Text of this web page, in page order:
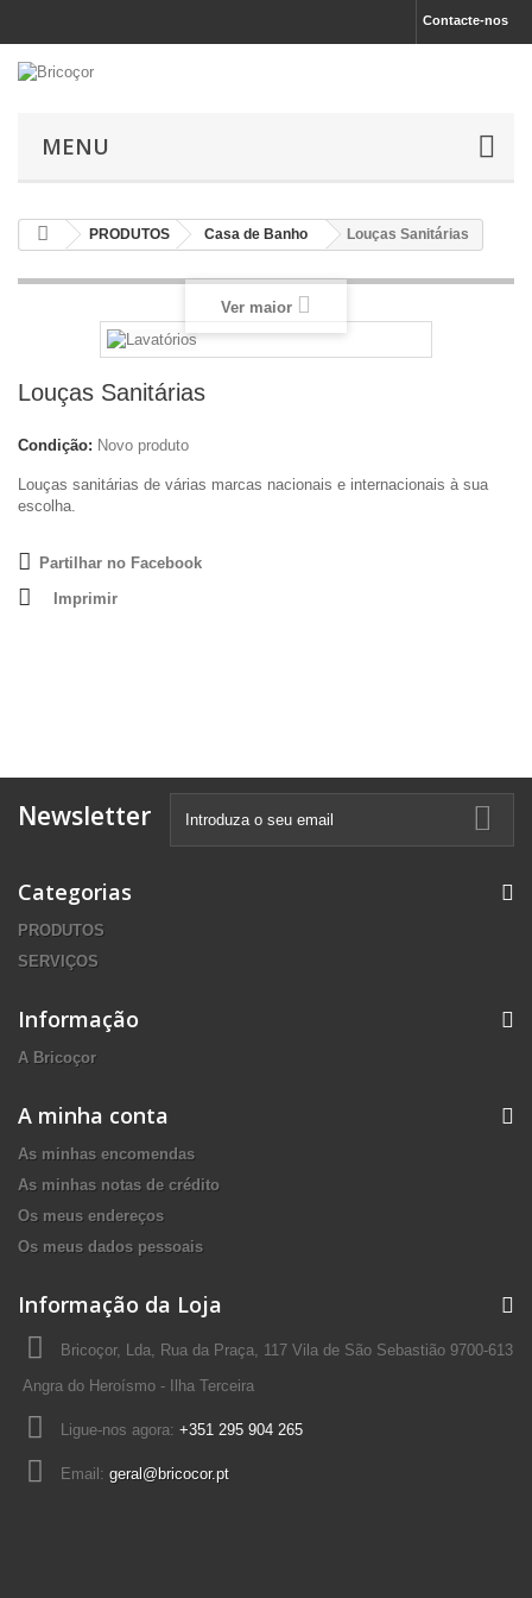
Contacte-nos
MENU
PRODUTOS Casa de Banho Louças Sanitárias
Ver maior
Louças Sanitárias
Condição: Novo produto
Louças sanitárias de várias marcas nacionais e internacionais à sua
escolha.
Partilhar no Facebook
Imprimir
Newsletter
Categorias
PRODUTOS
SERVIÇOS
Informação
A Bricoçor
A minha conta
As minhas encomendas
As minhas notas de crédito
Os meus endereços
Os meus dados pessoais
Informação da Loja
Bricoçor, Lda, Rua da Praça, 117 Vila de São Sebastião 9700-613
Angra do Heroísmo - Ilha Terceira
Ligue-nos agora: +351 295 904 265
Email: geral@bricocor.pt